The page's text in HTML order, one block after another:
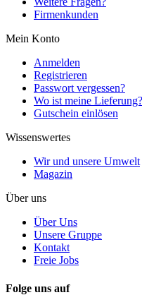
Firmenkunden
Mein Konto
Anmelden
Registrieren
Passwort vergessen?
Wo ist meine Lieferung?
Gutschein einlösen
Wissenswertes
Wir und unsere Umwelt
Magazin
Über uns
Über Uns
Unsere Gruppe
Kontakt
Freie Jobs
Folge uns auf